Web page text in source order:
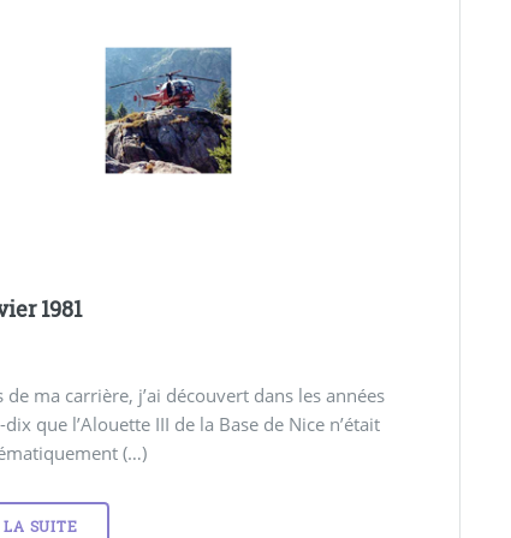
1981
de ma carrière, j’ai découvert dans les années
que l’Alouette III de la Base de Nice n’était
(…)
LA SUITE